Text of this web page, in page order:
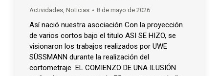
Actividades Noticias 8 de mayo de 2026
Así nació nuestra asociación Con la proyección
de varios cortos bajo el titulo ASI SE HIZO, se
visionaron los trabajos realizados por UWE
SÜSSMANN durante la realización del
cortometraje EL COMIENZO DE UNA ILUSIÓN